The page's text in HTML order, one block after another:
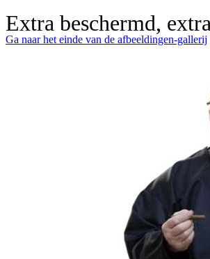
Extra beschermd,
Ga naar het einde van de afbeeldingen-gallerij